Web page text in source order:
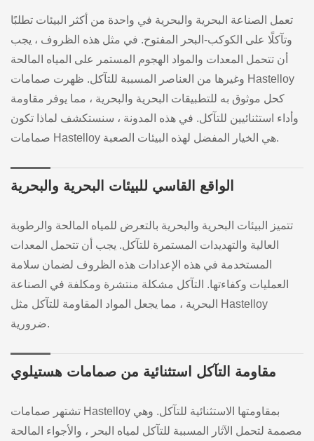
تعمل الصناعة البحرية والبحرية في واحدة من أكثر البيئات تطلبًا
وتآكلًا على الكوكب-البحر المفتوح. في مثل هذه الظروف ، يجب
أن تتحمل المعدات والمواد الهجوم المستمر على المياه المالحة
وغيرها من العناصر المسببة للتآكل. ظهرت صمامات Hastelloy
كحل موثوق به للتطبيقات البحرية والبحرية ، مما يوفر مقاومة
وأداء استثنائيين للتآكل. في هذه المدونة ، سنستكشف لماذا تكون
صمامات Hastelloy هي الخيار المفضل لهذه البيئات الصعبة.
الواقع القاسي للبيئات البحرية والبحرية
تتميز البيئات البحرية والبحرية بالتعرض للمياه المالحة والرطوبة
العالية والتهديدات المستمرة للتآكل. يجب أن تتحمل المعدات
المستخدمة في هذه الإعدادات هذه الظروف لضمان سلامة
العمليات وكفاءتها. التآكل مشكلة منتشرة ومكلفة في الصناعة
البحرية ، مما يجعل المواد المقاومة للتآكل مثل Hastelloy
ضرورية.
مقاومة التآكل استثنائية من صمامات هستيلوي
تشتهر صمامات Hastelloy بمقاومتها الاستثنائية للتآكل. وهي
مصممة لتحمل الآثار المسببة للتآكل لمياه البحر ، والأجواء المالحة